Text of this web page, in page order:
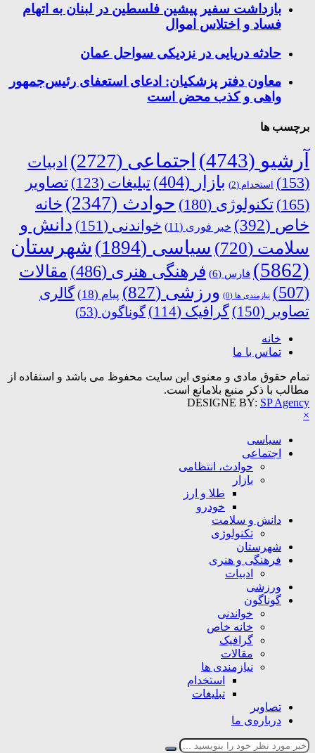
بازداشت سفیر پیشین فلسطین در لبنان به اتهام
فساد و اختلاس اموال
حادثه دریایی در نزدیکی سواحل عمان
معاون دفتر پزشکیان: ادعای استعفای رئیس‌جمهور
واهی و کذب محض است
برچسب ها
آرشیو (4743) اجتماعی (2727)
ادبیات
(153)
استخدام (2) بازار (404) تبلیغات (123)
تصاویر
(165)
تکنولوژی (180) حوادث (2347)
خانه
خاص (392) خبر فوری (11) خواندنی (151)
دانش و
سلامت (720) سیاسی (1894)
شهرستان
(5862)
فارس (6) فرهنگی هنری (486)
مقالات
(507)
نیازمندی ها (0) ورزشی (827) پیام (18)
گالری
تصاویر (150) گرافیک (114) گوناگون (53)
خانه
تماس با ما
تمام حقوق مادی و معنوی این سایت محفوظ می باشد و استفاده از
مطالب با ذکر منبع بلامانع است.
DESIGNE BY: SP Agency
×
سیاسی
اجتماعی
حوادث، انتظامی
بازار
طلا و ارز
خودرو
دانش و سلامت
تکنولوژی
شهرستان
فرهنگی و هنری
ادبیات
ورزشی
گوناگون
خواندنی
خانه خاص
گرافیک
مقالات
نیازمندی ها
استخدام
تبلیغات
تصاویر
درباره‌ی ما